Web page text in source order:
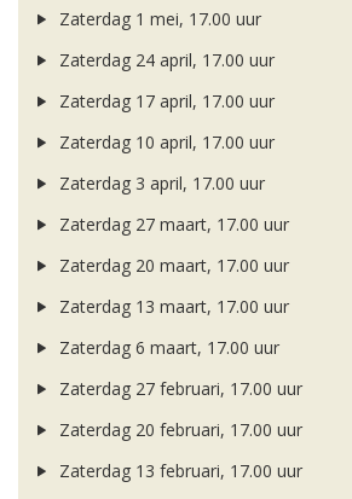
Zaterdag 1 mei, 17.00 uur
Zaterdag 24 april, 17.00 uur
Zaterdag 17 april, 17.00 uur
Zaterdag 10 april, 17.00 uur
Zaterdag 3 april, 17.00 uur
Zaterdag 27 maart, 17.00 uur
Zaterdag 20 maart, 17.00 uur
Zaterdag 13 maart, 17.00 uur
Zaterdag 6 maart, 17.00 uur
Zaterdag 27 februari, 17.00 uur
Zaterdag 20 februari, 17.00 uur
Zaterdag 13 februari, 17.00 uur